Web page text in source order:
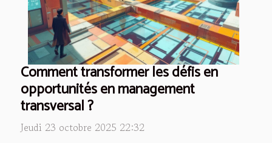
Comment transformer les défis en
opportunités en management
transversal ?
Jeudi 23 octobre 2025 22:32